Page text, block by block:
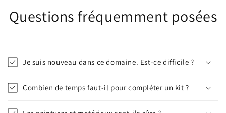
Questions fréquemment posées
Je suis nouveau dans ce domaine. Est-ce difficile ?
Combien de temps faut-il pour compléter un kit ?